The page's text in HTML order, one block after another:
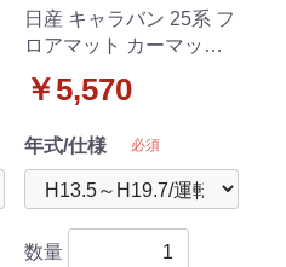
日産 キャラバン 25系 フ
ロアマット カーマット 1
￥5,570
年式/仕様 必須
数量